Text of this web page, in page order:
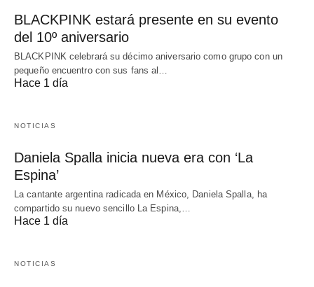
BLACKPINK estará presente en su evento
del 10º aniversario
BLACKPINK celebrará su décimo aniversario como grupo con un
pequeño encuentro con sus fans al…
Hace 1 día
NOTICIAS
Daniela Spalla inicia nueva era con ‘La
Espina’
La cantante argentina radicada en México, Daniela Spalla, ha
compartido su nuevo sencillo La Espina,…
Hace 1 día
NOTICIAS